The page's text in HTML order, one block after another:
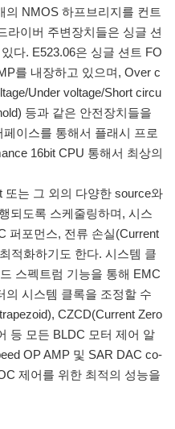
의 NMOS 하프브리지를 컨트
라이버 주변장치들은 싱글 션
다. E523.06은 싱글 션트 FO
를 내장하고 있으며, Over c
Under voltage/Short circu
등과 같은 안전장치들을
이스를 통해서 플래시 프로
16bit CPU 통해서 최상의
또는 그 외의 다양한 source와
되도록 스케줄링하며, 시스
퍼포먼스, 전류 손실(Current
적화하기도 한다. 시스템 클
스펙트럼 기능을 통해 EMC
의 시스템 클록을 조정할 수
CZCD(Current Zero
등 모든 BLDC 모터 제어 알
OP AMP 및 SAR DAC co-
제어를 위한 최적의 성능을